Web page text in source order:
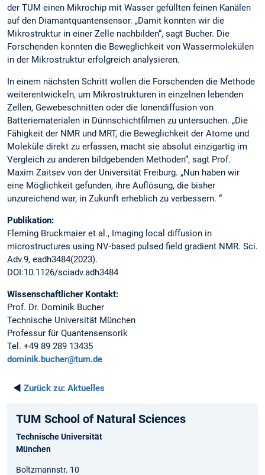
der TUM einen Mikrochip mit Wasser gefüllten feinen Kanälen
auf den Diamantquantensensor. „Damit konnten wir die
Mikrostruktur in einer Zelle nachbilden“, sagt Bucher. Die
Forschenden konnten die Beweglichkeit von Wassermolekülen
in der Mikrostruktur erfolgreich analysieren.
In einem nächsten Schritt wollen die Forschenden die Methode
weiterentwickeln, um Mikrostrukturen in einzelnen lebenden
Zellen, Gewebeschnitten oder die Ionendiffusion von
Batteriematerialen in Dünnschichtfilmen zu untersuchen. „Die
Fähigkeit der NMR und MRT, die Beweglichkeit der Atome und
Moleküle direkt zu erfassen, macht sie absolut einzigartig im
Vergleich zu anderen bildgebenden Methoden“, sagt Prof.
Maxim Zaitsev von der Universität Freiburg. „Nun haben wir
eine Möglichkeit gefunden, ihre Auflösung, die bisher
unzureichend war, in Zukunft erheblich zu verbessern. “
Publikation:
Fleming Bruckmaier et al., Imaging local diffusion in
microstructures using NV-based pulsed field gradient NMR. Sci.
Adv.9, eadh3484(2023).
DOI:10.1126/sciadv.adh3484
Wissenschaftlicher Kontakt:
Prof. Dr. Dominik Bucher
Technische Universität München
Professur für Quantensensorik
Tel. +49 89 289 13435
dominik.bucher@tum.de
◄ Zurück zu: Aktuelles
TUM School of Natural Sciences
Technische Universität
München
Boltzmannstr. 10